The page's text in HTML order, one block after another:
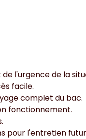
l'urgence de la
facile.
complet du bac.
fonctionnement.
pour l'entretien